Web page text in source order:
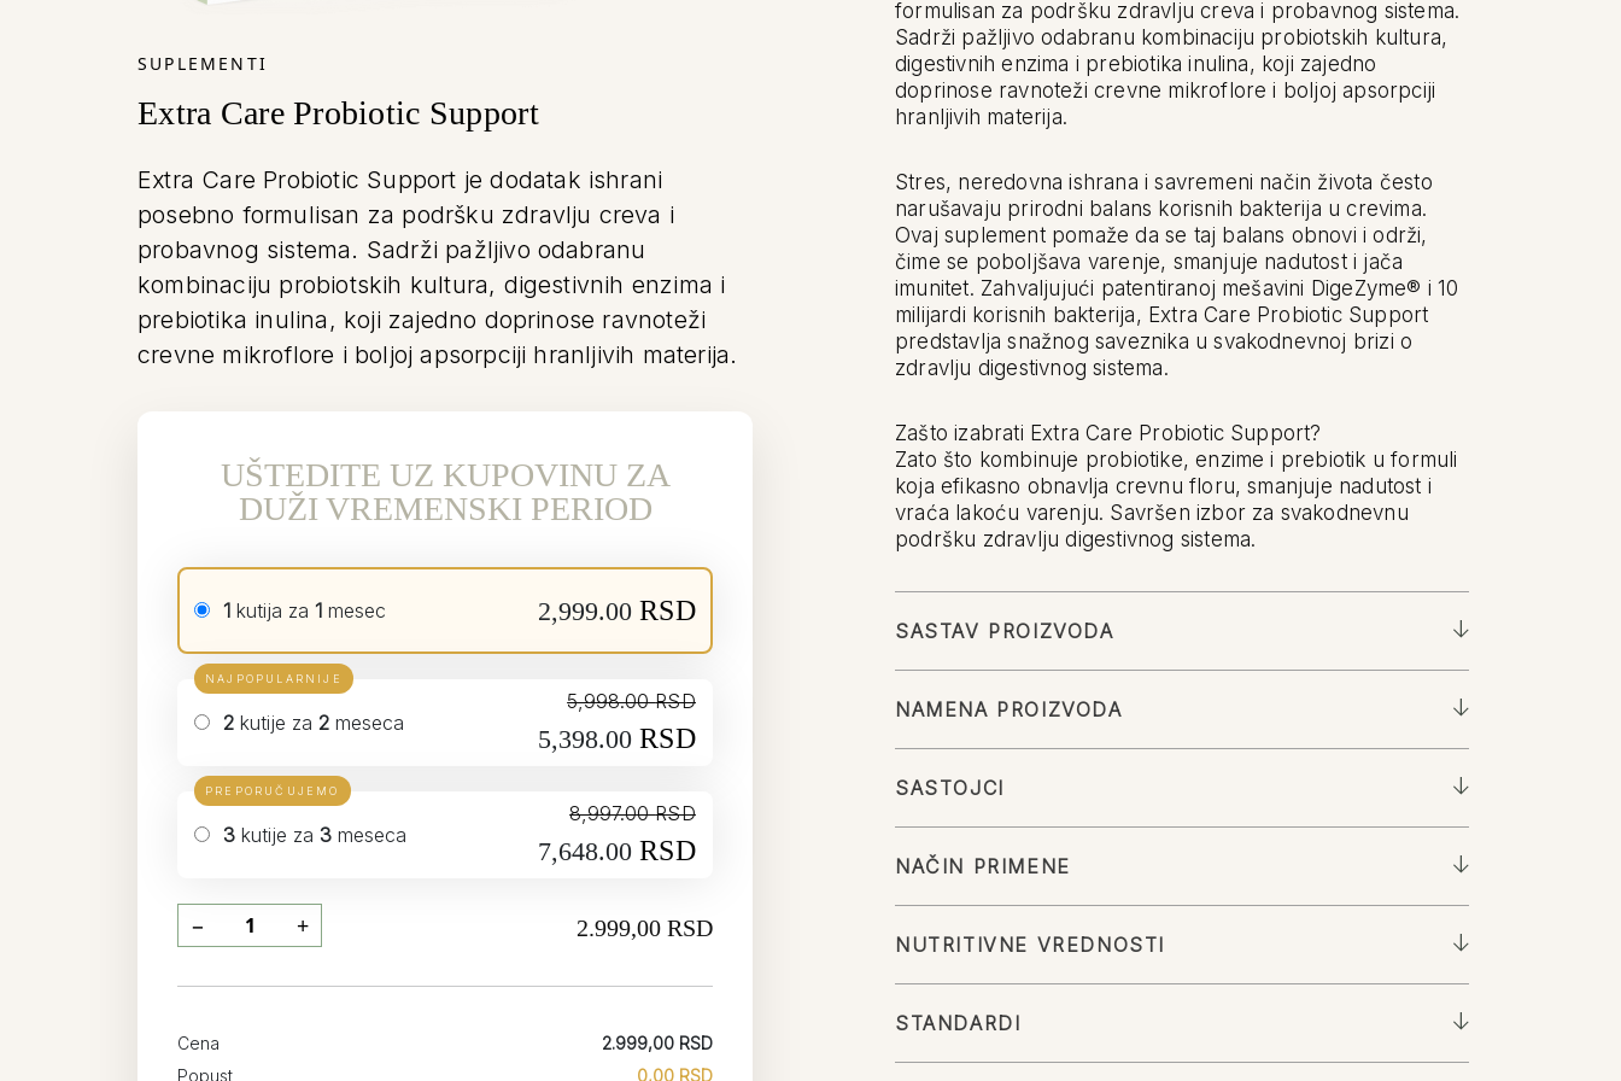
SUPLEMENTI
Extra Care Probiotic Support
Extra Care Probiotic Support je dodatak ishrani
posebno formulisan za podršku zdravlju creva i
probavnog sistema. Sadrži pažljivo odabranu
kombinaciju probiotskih kultura, digestivnih enzima i
prebiotika inulina , koji zajedno doprinose ravnoteži
crevne mikroflore i boljoj apsorpciji hranljivih materija.
UŠTEDITE UZ KUPOVINU ZA
DUŽI VREMENSKI PERIOD
1 kutija za 1 mesec 2,999.00RSD
NAJPOPULARNIJE
2 kutije za 2 meseca
5,998.00RSD
Originalna cena je bila: 5,998.00 RSD.
5,398.00RSDTrenutna cena je: 5,398.00 RSD.
PREPORUČUJEMO
3 kutije za 3 meseca
8,997.00RSD
Originalna cena je bila: 8,997.00 RSD.
7,648.00RSDTrenutna cena je: 7,648.00 RSD.
− + 2.999,00 RSD
Cena
2.999,00 RSD
Popust
0,00 RSD
formulisan za podršku zdravlju creva i probavnog sistema.
Sadrži pažljivo odabranu kombinaciju probiotskih kultura,
digestivnih enzima i prebiotika inulina, koji zajedno
doprinose ravnoteži crevne mikroflore i boljoj apsorpciji
hranljivih materija.
Stres, neredovna ishrana i savremeni način života često
narušavaju prirodni balans korisnih bakterija u crevima.
Ovaj suplement pomaže da se taj balans obnovi i održi,
čime se poboljšava varenje, smanjuje nadutost i jača
imunitet. Zahvaljujući patentiranoj mešavini DigeZyme® i 10
milijardi korisnih bakterija, Extra Care Probiotic Support
predstavlja snažnog saveznika u svakodnevnoj brizi o
zdravlju digestivnog sistema.
Zašto izabrati Extra Care Probiotic Support?
Zato što kombinuje probiotike, enzime i prebiotik u formuli
koja efikasno obnavlja crevnu floru, smanjuje nadutost i
vraća lakoću varenju. Savršen izbor za svakodnevnu
podršku zdravlju digestivnog sistema.
SASTAV PROIZVODA
NAMENA PROIZVODA
SASTOJCI
NAČIN PRIMENE
NUTRITIVNE VREDNOSTI
STANDARDI